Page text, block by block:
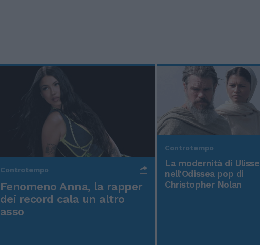
Controtempo
Fenomeno Anna, la rapper
dei record cala un altro
asso
Controtempo
La modernità di Ulisse
nell'Odissea pop di
Christopher Nolan